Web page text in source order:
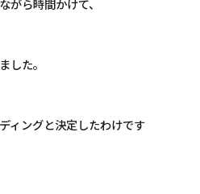
がら時間かけて、
した。
ィングと決定したわけです